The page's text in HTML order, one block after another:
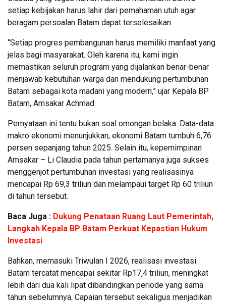
setiap kebijakan harus lahir dari pemahaman utuh agar
beragam persoalan Batam dapat terselesaikan.
“Setiap progres pembangunan harus memiliki manfaat yang
jelas bagi masyarakat. Oleh karena itu, kami ingin
memastikan seluruh program yang dijalankan benar-benar
menjawab kebutuhan warga dan mendukung pertumbuhan
Batam sebagai kota madani yang modern,” ujar Kepala BP
Batam, Amsakar Achmad.
Pernyataan ini tentu bukan soal omongan belaka. Data-data
makro ekonomi menunjukkan, ekonomi Batam tumbuh 6,76
persen sepanjang tahun 2025. Selain itu, kepemimpinan
Amsakar – Li Claudia pada tahun pertamanya juga sukses
menggenjot pertumbuhan investasi yang realisasinya
mencapai Rp 69,3 triliun dan melampaui target Rp 60 triliun
di tahun tersebut.
Baca Juga : Dukung Penataan Ruang Laut Pemerintah,
Langkah Kepala BP Batam Perkuat Kepastian Hukum
Investasi
Bahkan, memasuki Triwulan I 2026, realisasi investasi
Batam tercatat mencapai sekitar Rp17,4 triliun, meningkat
lebih dari dua kali lipat dibandingkan periode yang sama
tahun sebelumnya. Capaian tersebut sekaligus menjadikan